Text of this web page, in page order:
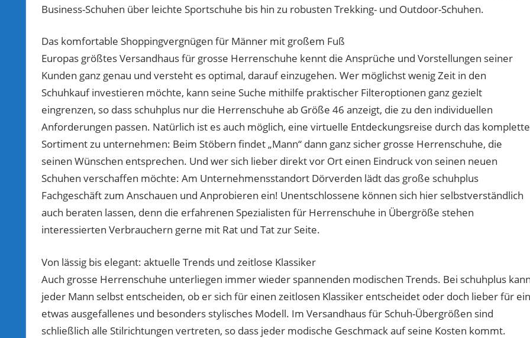
Business-Schuhen über leichte Sportschuhe bis hin zu robusten Trekking- und Outdoor-Schuhen.
Das komfortable Shoppingvergnügen für Männer mit großem Fuß
Europas größtes Versandhaus für grosse Herrenschuhe kennt die Ansprüche und Vorstellungen seiner
Kunden ganz genau und versteht es optimal, darauf einzugehen. Wer möglichst wenig Zeit in den
Schuhkauf investieren möchte, kann seine Suche mithilfe praktischer Filteroptionen ganz gezielt
eingrenzen, so dass schuhplus nur die Herrenschuhe ab Größe 46 anzeigt, die zu den individuellen
Anforderungen passen. Natürlich ist es auch möglich, eine virtuelle Entdeckungsreise durch das komplette
Sortiment zu unternehmen: Beim Stöbern findet „Mann“ dann ganz sicher grosse Herrenschuhe, die
seinen Wünschen entsprechen. Und wer sich lieber direkt vor Ort einen Eindruck von seinen neuen
Schuhen verschaffen möchte: Am Unternehmensstandort Dörverden lädt das große schuhplus
Fachgeschäft zum Anschauen und Anprobieren ein! Unentschlossene können sich hier selbstverständlich
auch beraten lassen, denn die erfahrenen Spezialisten für Herrenschuhe in Übergröße stehen
interessierten Verbrauchern gerne mit Rat und Tat zur Seite.
Von lässig bis elegant: aktuelle Trends und zeitlose Klassiker
Auch grosse Herrenschuhe unterliegen immer wieder spannenden modischen Trends. Bei schuhplus
jeder Mann selbst entscheiden, ob er sich für einen zeitlosen Klassiker entscheidet oder doch lieber für ein
etwas ausgefallenes und besonders stylisches Modell. Im Versandhaus für Schuh-Übergrößen sind
schließlich alle Stilrichtungen vertreten, so dass jeder modische Geschmack auf seine Kosten kommt.